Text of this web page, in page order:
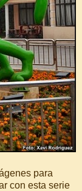
para
con esta serie